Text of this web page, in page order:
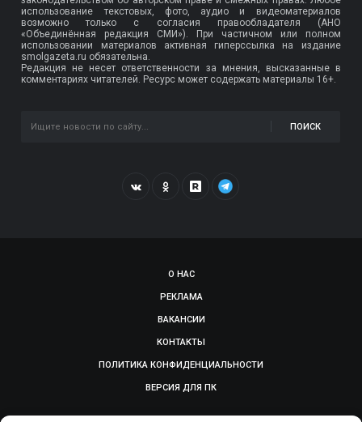
использование текстовых, фото, аудио и видеоматериалов
возможно только с согласия правообладателя (АНО
«Объединённая редакция СМИ»). При частичном или полном
использовании материалов активная гиперссылка на издание
smolgazeta.ru обязательна.
Редакция не несет ответственности за мнения, высказанные в
комментариях читателей. Ресурс может содержать материалы 16+.
ПОИСК
О НАС
РЕКЛАМА
ВАКАНСИИ
КОНТАКТЫ
ПОЛИТИКА КОНФИДЕНЦИАЛЬНОСТИ
ВЕРСИЯ ДЛЯ ПК